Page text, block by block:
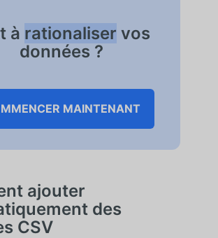
à rationaliser vos
données ?
MAINTENANT
ajouter
des
CSV